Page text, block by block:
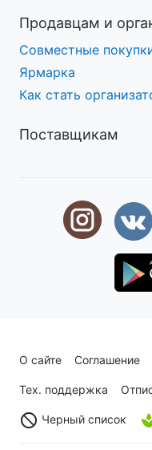
Продавцам и
Совместные
Ярмарка
Как стать
Поставщикам
О сайте Соглашение
Тех. поддержка
Черный список